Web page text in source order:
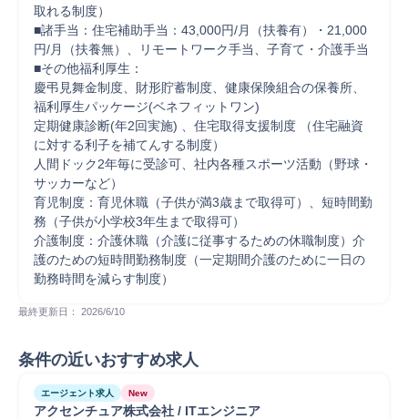
取れる制度）
■諸手当：住宅補助手当：43,000円/月（扶養有）・21,000
円/月（扶養無）、リモートワーク手当、子育て・介護手当
■その他福利厚生：
慶弔見舞金制度、財形貯蓄制度、健康保険組合の保養所、
福利厚生パッケージ(ベネフィットワン)
定期健康診断(年2回実施) 、住宅取得支援制度 （住宅融資
に対する利子を補てんする制度）
人間ドック2年毎に受診可、社内各種スポーツ活動（野球・
サッカーなど）
育児制度：育児休職（子供が満3歳まで取得可）、短時間勤
務（子供が小学校3年生まで取得可）
介護制度：介護休職（介護に従事するための休職制度）介
護のための短時間勤務制度（一定期間介護のために一日の
勤務時間を減らす制度）
最終更新日： 2026/6/10
条件の近いおすすめ求人
エージェント求人 New
アクセンチュア株式会社 / ITエンジニア